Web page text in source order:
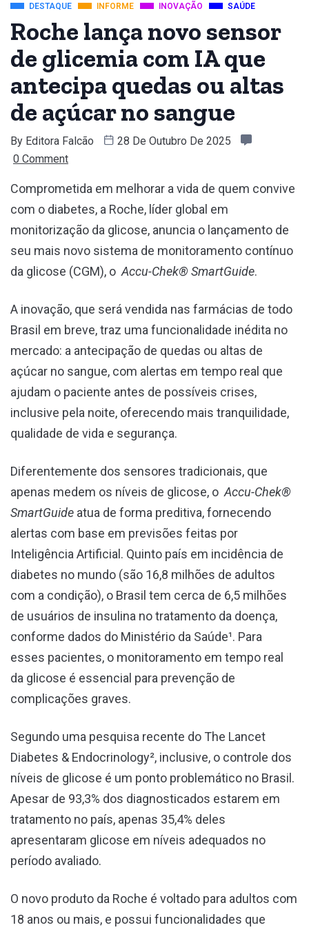
DESTAQUE INFORME INOVAÇÃO SAÚDE
Roche lança novo sensor
de glicemia com IA que
antecipa quedas ou altas
de açúcar no sangue
By Editora Falcão
28 De Outubro De 2025
0 Comment
Comprometida em melhorar a vida de quem convive
com o diabetes, a Roche, líder global em
monitorização da glicose, anuncia o lançamento de
seu mais novo sistema de monitoramento contínuo
da glicose (CGM), o Accu-Chek® SmartGuide.
A inovação, que será vendida nas farmácias de todo
Brasil em breve, traz uma funcionalidade inédita no
mercado: a antecipação de quedas ou altas de
açúcar no sangue, com alertas em tempo real que
ajudam o paciente antes de possíveis crises,
inclusive pela noite, oferecendo mais tranquilidade,
qualidade de vida e segurança.
Diferentemente dos sensores tradicionais, que
apenas medem os níveis de glicose, o Accu-Chek®
SmartGuide atua de forma preditiva, fornecendo
alertas com base em previsões feitas por
Inteligência Artificial. Quinto país em incidência de
diabetes no mundo (são 16,8 milhões de adultos
com a condição), o Brasil tem cerca de 6,5 milhões
de usuários de insulina no tratamento da doença,
conforme dados do Ministério da Saúde¹. Para
esses pacientes, o monitoramento em tempo real
da glicose é essencial para prevenção de
complicações graves.
Segundo uma pesquisa recente do The Lancet
Diabetes & Endocrinology², inclusive, o controle dos
níveis de glicose é um ponto problemático no Brasil.
Apesar de 93,3% dos diagnosticados estarem em
tratamento no país, apenas 35,4% deles
apresentaram glicose em níveis adequados no
período avaliado.
O novo produto da Roche é voltado para adultos com
18 anos ou mais, e possui funcionalidades que